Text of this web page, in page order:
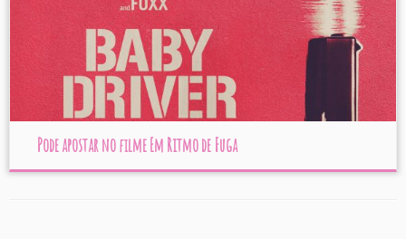
Pode apostar no filme Em Ritmo de Fuga